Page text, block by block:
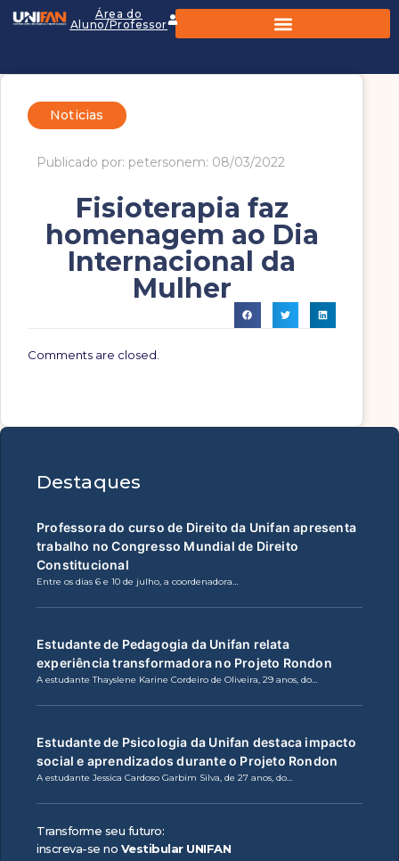
Área do
Aluno/Professor
Noticias
Publicado por: petersonem: 08/03/2022
Fisioterapia faz
homenagem ao Dia
Internacional da
Mulher
Comments are closed.
Destaques
Professora do curso de Direito da Unifan apresenta
trabalho no Congresso Mundial de Direito
Constitucional
Entre os dias 6 e 10 de julho, a coordenadora…
Estudante de Pedagogia da Unifan relata
experiência transformadora no Projeto Rondon
A estudante Thayslene Karine Cordeiro de Oliveira, 29 anos, do…
Estudante de Psicologia da Unifan destaca impacto
social e aprendizados durante o Projeto Rondon
A estudante Jessica Cardoso Garbim Silva, de 27 anos, do…
Transforme seu futuro:
inscreva-se no Vestibular UNIFAN